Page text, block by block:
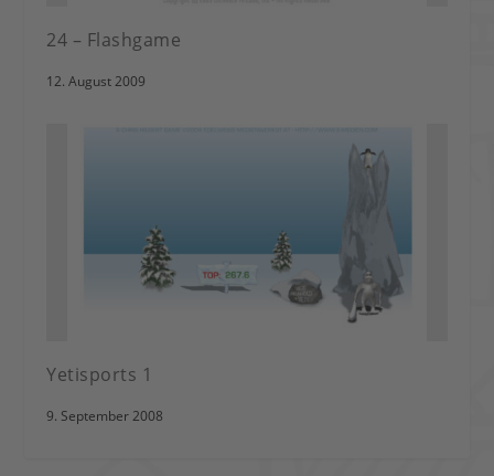
24 – Flashgame
12. August 2009
Yetisports 1
9. September 2008